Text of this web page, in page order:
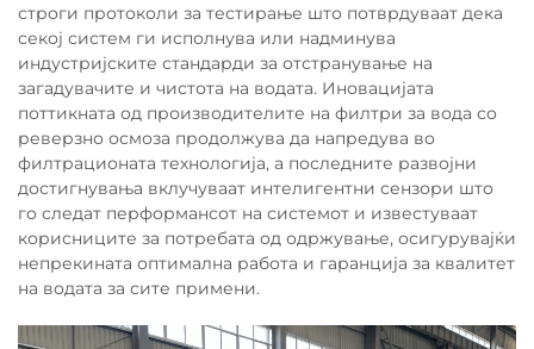
строги протоколи за тестирање што потврдуваат дека
секој систем ги исполнува или надминува
индустријските стандарди за отстранување на
загадувачите и чистота на водата. Иновацијата
поттикната од производителите на филтри за вода со
реверзно осмоза продолжува да напредува во
филтрационата технологија, а последните развојни
достигнувања вклучуваат интелигентни сензори што
го следат перформансот на системот и известуваат
корисниците за потребата од одржување, осигурувајќи
непрекината оптимална работа и гаранција за квалитет
на водата за сите примени.